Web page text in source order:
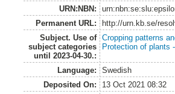
URN:NBN:
Permanent URL:
http://urn.kb.se/
Subject. Use of
subject categories
until 2023-04-30.:
Cropping patterns
Protection of plants
Language:
Swedish
Deposited On:
13 Oct 2021 08:32